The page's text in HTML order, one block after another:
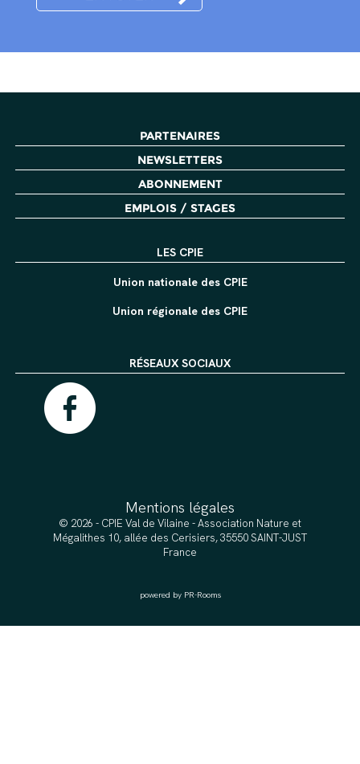
PARTENAIRES
NEWSLETTERS
ABONNEMENT
EMPLOIS / STAGES
LES CPIE
Union nationale des CPIE
Union régionale des CPIE
RÉSEAUX SOCIAUX
Mentions légales
© 2026 - CPIE Val de Vilaine - Association Nature et
Mégalithes 10, allée des Cerisiers, 35550 SAINT-JUST
France
powered by PR-Rooms